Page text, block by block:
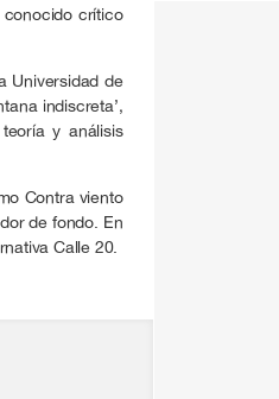
conocido crítico
Universidad de
indiscreta’,
y análisis
Contra viento
de fondo. En
Calle 20.